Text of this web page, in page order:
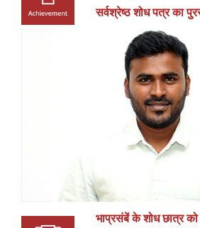
सर्वश्रेष्ठ शोध पत्र का
भाप्रसंबें के शोध छात्र को